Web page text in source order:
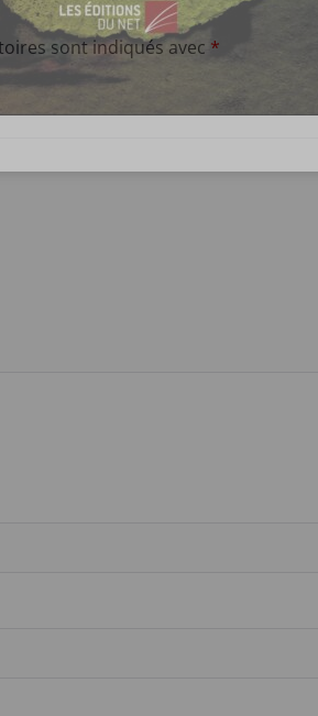
sont indiqués avec *